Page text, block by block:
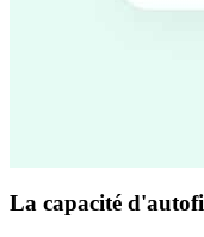
La capacité